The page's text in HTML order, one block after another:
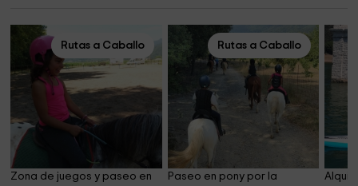
Rutas a Caballo
Zona de juegos y paseo en
Rutas a Caballo
Paseo en pony por la